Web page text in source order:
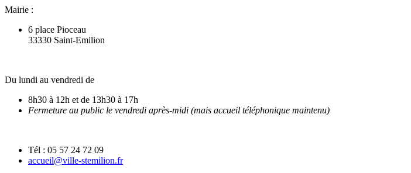
Mairie :
6 place Pioceau
33330 Saint-Emilion
Du lundi au vendredi de
8h30 à 12h et de 13h30 à 17h
Fermeture au public le vendredi après-midi (mais accueil téléphonique maintenu)
Tél : 05 57 24 72 09
accueil@ville-stemilion.fr